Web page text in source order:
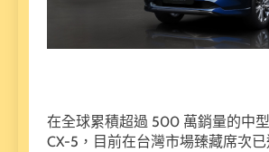
在全球累積超過 500 萬銷量的中
CX-5，目前在台灣市場臻藏席次